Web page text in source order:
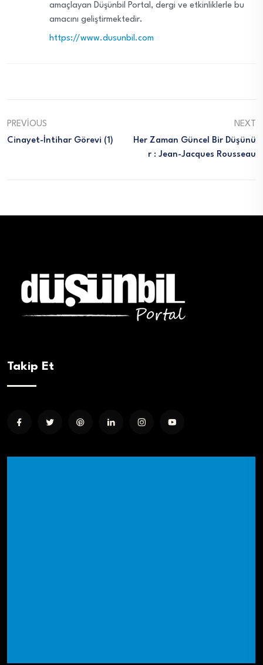
amaçlayan Düşünbil Portal, dergi ve etkinliklerle bu
amacını geliştirmektedir.
https://www.dusunbil.com
PREVIOUS
Cinayet-İntihar Görevi (1)
NEXT
Her Zaman Güncel Bir Düşünü
R : Jean-Jacques Rousseau
Takip Et